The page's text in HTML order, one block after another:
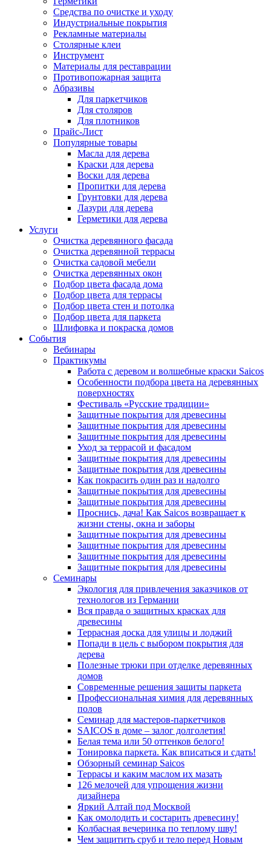
Средства по очистке и уходу
Индустриальные покрытия
Рекламные материалы
Столярные клеи
Инструмент
Материалы для реставрации
Противопожарная защита
Абразивы
Для паркетчиков
Для столяров
Для плотников
Прайс-Лист
Популярные товары
Масла для дерева
Краски для дерева
Воски для дерева
Пропитки для дерева
Грунтовки для дерева
Лазури для дерева
Герметики для дерева
Услуги
Очистка деревянного фасада
Очистка деревянной террасы
Очистка садовой мебели
Очистка деревянных окон
Подбор цвета фасада дома
Подбор цвета для террасы
Подбор цвета стен и потолка
Подбор цвета для паркета
Шлифовка и покраска домов
События
Вебинары
Практикумы
Работа с деревом и волшебные краски Saicos
Особенности подбора цвета на деревянных
поверхностях
Фестиваль «Русские традиции»
Защитные покрытия для древесины
Защитные покрытия для древесины
Защитные покрытия для древесины
Уход за террасой и фасадом
Защитные покрытия для древесины
Защитные покрытия для древесины
Как покрасить один раз и надолго
Защитные покрытия для древесины
Защитные покрытия для древесины
Проснись, дача! Как Saicos возвращает к
жизни стены, окна и заборы
Защитные покрытия для древесины
Защитные покрытия для древесины
Защитные покрытия для древесины
Защитные покрытия для древесины
Семинары
Экология для привлечения заказчиков от
технологов из Германии
Вся правда о защитных красках для
древесины
Террасная доска для улицы и лоджий
Попади в цель с выбором покрытия для
дерева
Полезные трюки при отделке деревянных
домов
Современные решения защиты паркета
Профессиональная химия для деревянных
полов
Семинар для мастеров-паркетчиков
SAICOS в доме – залог долголетия!
Белая тема или 50 оттенков белого!
Тонировка паркета. Как вписаться и сдать!
Обзорный семинар Saicos
Террасы и каким маслом их мазать
126 мелочей для упрощения жизни
дизайнера
Яркий Алтай под Москвой
Как омолодить и состарить древесину!
Колбасная вечеринка по теплому шву!
Чем защитить сруб и тело перед Новым